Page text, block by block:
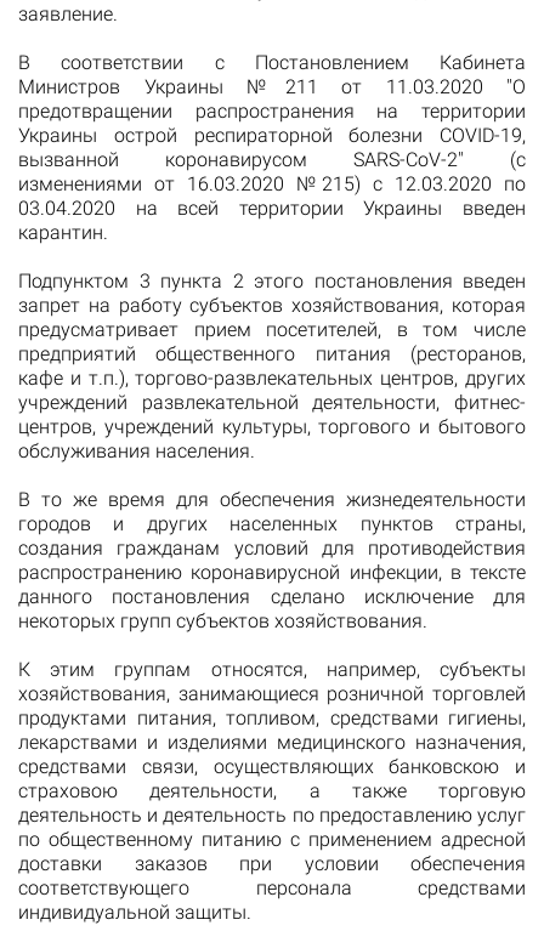
заявление.
В соответствии с Постановлением Кабинета
Министров Украины №211 от 11.03.2020 "О
предотвращении распространения на территории
Украины острой респираторной болезни COVID-19,
вызванной коронавирусом SARS-CoV-2" (с
изменениями от 16.03.2020 №215) с 12.03.2020 по
03.04.2020 на всей территории Украины введен
карантин.
Подпунктом 3 пункта 2 этого постановления введен
запрет на работу субъектов хозяйствования, которая
предусматривает прием посетителей, в том числе
предприятий общественного питания (ресторанов,
кафе и т.п.), торгово-развлекательных центров, других
учреждений развлекательной деятельности, фитнес-
центров, учреждений культуры, торгового и бытового
обслуживания населения.
В то же время для обеспечения жизнедеятельности
городов и других населенных пунктов страны,
создания гражданам условий для противодействия
распространению коронавирусной инфекции, в тексте
данного постановления сделано исключение для
некоторых групп субъектов хозяйствования.
К этим группам относятся, например, субъекты
хозяйствования, занимающиеся розничной торговлей
продуктами питания, топливом, средствами гигиены,
лекарствами и изделиями медицинского назначения,
средствами связи, осуществляющих банковскою и
страховою деятельности, а также торговую
деятельность и деятельность по предоставлению услуг
по общественному питанию с применением адресной
доставки заказов при условии обеспечения
соответствующего персонала средствами
индивидуальной защиты.